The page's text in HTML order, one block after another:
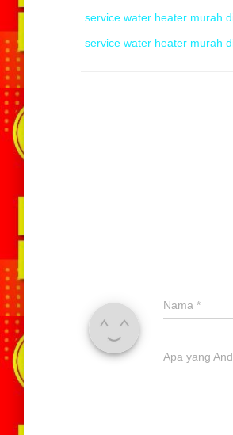
service water heater murah
service water heater murah
Nama *
Apa yang